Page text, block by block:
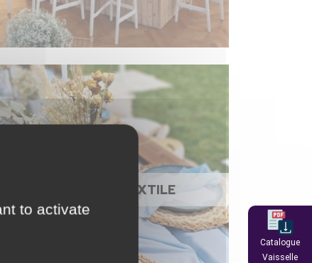
NAPPAGE ET TEXTILE
Catalogue
Vaisselle
to activate